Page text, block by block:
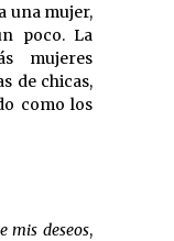
una mujer,
poco. La
mujeres
de chicas,
como los
mis deseos,